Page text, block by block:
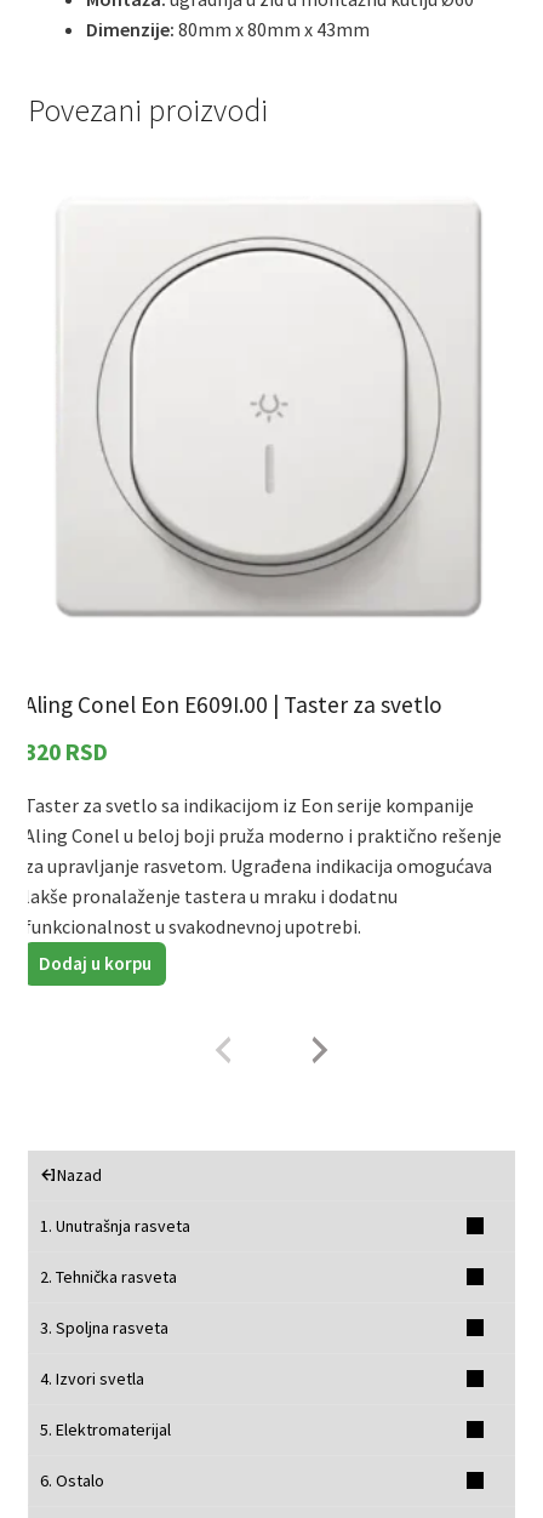
Dimenzije: 80mm x 80mm x 43mm
Povezani proizvodi
Aling Conel Eon E609I.00 | Taster za svetlo
320 RSD
Taster za svetlo sa indikacijom iz Eon serije kompanije
Aling Conel u beloj boji pruža moderno i praktično rešenje
za upravljanje rasvetom. Ugrađena indikacija omogućava
lakše pronalaženje tastera u mraku i dodatnu
funkcionalnost u svakodnevnoj upotrebi.
Dodaj u korpu
Nazad
1. Unutrašnja rasveta
2. Tehnička rasveta
3. Spoljna rasveta
4. Izvori svetla
5. Elektromaterijal
6. Ostalo